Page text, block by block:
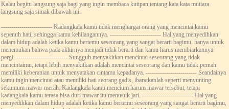
Kalau begitu langsung saja bagi yang ingin membaca kutipan tentang kata kata mutiara
langsung saja simak dibawah ini.
------------------------- Kadangkala kamu tidak menghargai orang yang mencintai kamu
sepenuh hati, sehingga kamu kehilangannya. ------------------------- Hal yang menyedihkan
dalam hidup adalah ketika kamu bertemu seseorang yang sangat berarti bagimu, hanya untuk
menemukan bahwa pada akhirnya menjadi tidak berarti dan kamu harus membiarkannya
pergi. ------------------------- Sungguh menyakitkan mencintai seseorang yang tidak
mencintaimu, tetapi lebih menyakitkan adalah mencintai seseorang dan kamu tidak pernah
memiliki keberanian untuk menyatakan cintamu kepadanya. ------------------------- Seandainya
kamu ingin mencintai atau memiliki hati seorang gadis, ibaratkanlah seperti menyunting
sekuntum mawar merah. Kadangkala kamu mencium harum mawar tersebut, tetapi
kadangkala kamu terasa bisa duri mawar itu menusuk jari. ------------------------- Hal yang
menyedihkan dalam hidup adalah ketika kamu bertemu seseorang yang sangat berarti bagimu,